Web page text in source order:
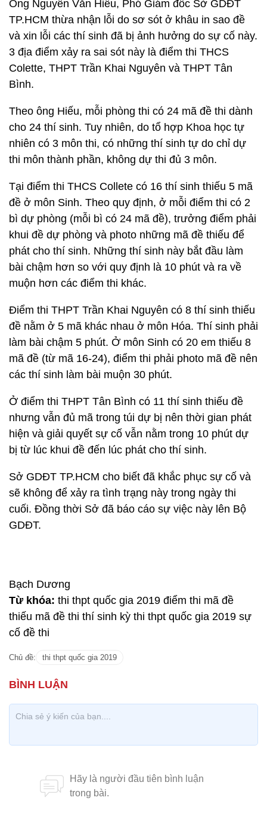
Ông Nguyễn Văn Hiếu, Phó Giám đốc Sở GDĐT
TP.HCM thừa nhận lỗi do sơ sót ở khâu in sao đề
và xin lỗi các thí sinh đã bị ảnh hưởng do sự cố này.
3 địa điểm xảy ra sai sót này là điểm thi THCS
Colette, THPT Trần Khai Nguyên và THPT Tân
Bình.
Theo ông Hiếu, mỗi phòng thi có 24 mã đề thi dành
cho 24 thí sinh. Tuy nhiên, do tổ hợp Khoa học tự
nhiên có 3 môn thi, có những thí sinh tự do chỉ dự
thi môn thành phần, không dự thi đủ 3 môn.
Tại điểm thi THCS Collete có 16 thí sinh thiếu 5 mã
đề ở môn Sinh. Theo quy định, ở mỗi điểm thi có 2
bì dự phòng (mỗi bì có 24 mã đề), trưởng điểm phải
khui đề dự phòng và photo những mã đề thiếu để
phát cho thí sinh. Những thí sinh này bắt đầu làm
bài chậm hơn so với quy định là 10 phút và ra về
muộn hơn các điểm thi khác.
Điểm thi THPT Trần Khai Nguyên có 8 thí sinh thiếu
đề nằm ở 5 mã khác nhau ở môn Hóa. Thí sinh phải
làm bài chậm 5 phút. Ở môn Sinh có 20 em thiếu 8
mã đề (từ mã 16-24), điểm thi phải photo mã đề nên
các thí sinh làm bài muộn 30 phút.
Ở điểm thi THPT Tân Bình có 11 thí sinh thiếu đề
nhưng vẫn đủ mã trong túi dự bị nên thời gian phát
hiện và giải quyết sự cố vẫn nằm trong 10 phút dự
bị từ lúc khui đề đến lúc phát cho thí sinh.
Sở GDĐT TP.HCM cho biết đã khắc phục sự cố và
sẽ không để xảy ra tình trạng này trong ngày thi
cuối. Đồng thời Sở đã báo cáo sự việc này lên Bộ
GDĐT.
Bạch Dương
Từ khóa: thi thpt quốc gia 2019 điểm thi mã đề
thiếu mã đề thi thí sinh kỳ thi thpt quốc gia 2019 sự
cố đề thi
Chủ đề: thi thpt quốc gia 2019